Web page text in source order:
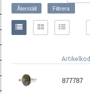
Artikelkod
877787